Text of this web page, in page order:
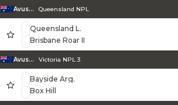
Avustralya Queensland NPL
Queensland L.
Brisbane Roar II
Avustralya Victoria NPL 3
Bayside Arg.
Box Hill